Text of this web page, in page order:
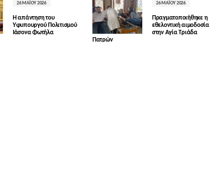
26 ΜΑΪ́ΟΥ 2026
Η απάντηση του
Υφυπουργού Πολιτισμού
Ιάσονα Φωτήλα
26 ΜΑΪ́ΟΥ 2026
Πραγματοποιήθηκε η
εθελοντική αιμοδοσία
στην Αγία Τριάδα
Πατρών